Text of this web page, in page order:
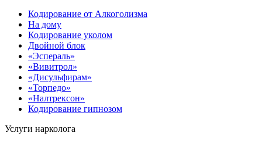
Кодирование от Алкоголизма
На дому
Кодирование уколом
Двойной блок
«Эспераль»
«Вивитрол»
«Дисульфирам»
«Торпедо»
«Налтрексон»
Кодирование гипнозом
Услуги нарколога